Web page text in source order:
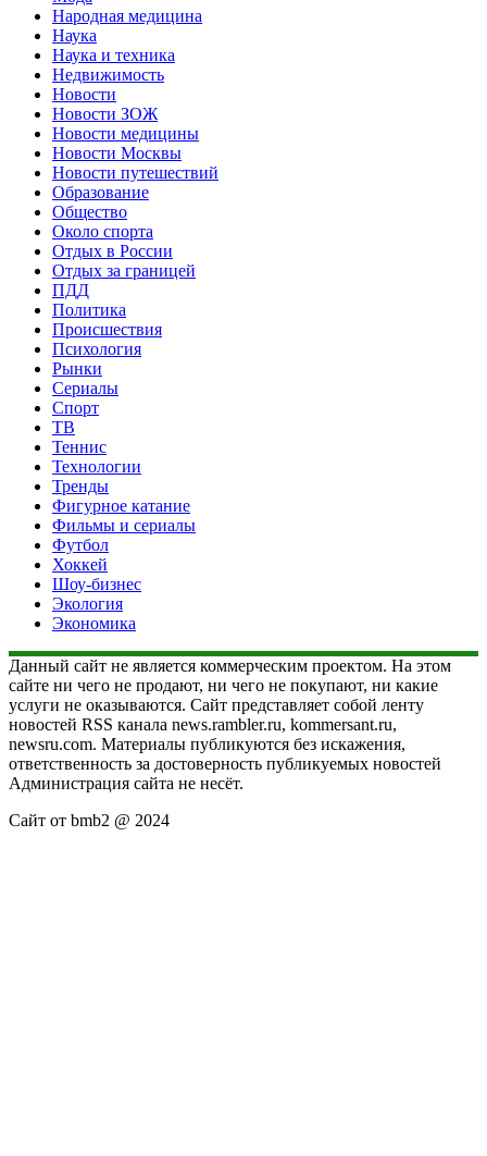
Народная медицина
Наука
Наука и техника
Недвижимость
Новости
Новости ЗОЖ
Новости медицины
Новости Москвы
Новости путешествий
Образование
Общество
Около спорта
Отдых в России
Отдых за границей
ПДД
Политика
Происшествия
Психология
Рынки
Сериалы
Спорт
ТВ
Теннис
Технологии
Тренды
Фигурное катание
Фильмы и сериалы
Футбол
Хоккей
Шоу-бизнес
Экология
Экономика
Данный сайт не является коммерческим проектом. На этом
сайте ни чего не продают, ни чего не покупают, ни какие
услуги не оказываются. Сайт представляет собой ленту
новостей RSS канала news.rambler.ru, kommersant.ru,
newsru.com. Материалы публикуются без искажения,
ответственность за достоверность публикуемых новостей
Администрация сайта не несёт.
Сайт от bmb2 @ 2024